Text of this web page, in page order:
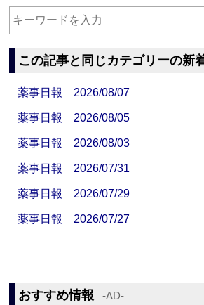
この記事と同じカテゴリーの新
薬事日報 2026/08/07
薬事日報 2026/08/05
薬事日報 2026/08/03
薬事日報 2026/07/31
薬事日報 2026/07/29
薬事日報 2026/07/27
おすすめ情報 ‐AD‐